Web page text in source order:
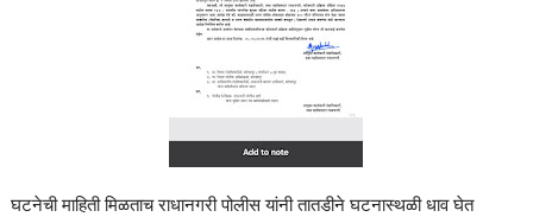
घटनेची माहिती मिळताच राधानगरी पोलीस यांनी तातडीने घटनास्थळी धाव घेत